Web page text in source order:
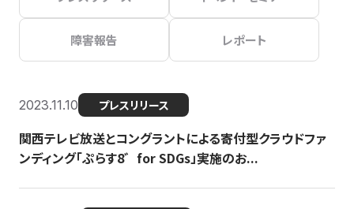
障害報告 レポート
2023.11.10 プレスリリース
関西テレビ放送とコングラントによる寄付型クラウドファ
ンディング「ぷらす8゛for SDGs」実施のお...